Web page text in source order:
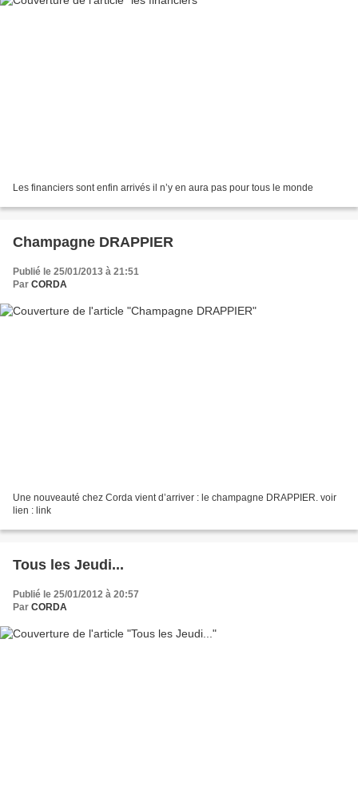
Les financiers sont enfin arrivés il n’y en aura pas pour tous le monde
Champagne DRAPPIER
Publié le 25/01/2013 à 21:51
Par CORDA
Une nouveauté chez Corda vient d’arriver : le champagne DRAPPIER. voir
lien : link
Tous les Jeudi...
Publié le 25/01/2012 à 20:57
Par CORDA